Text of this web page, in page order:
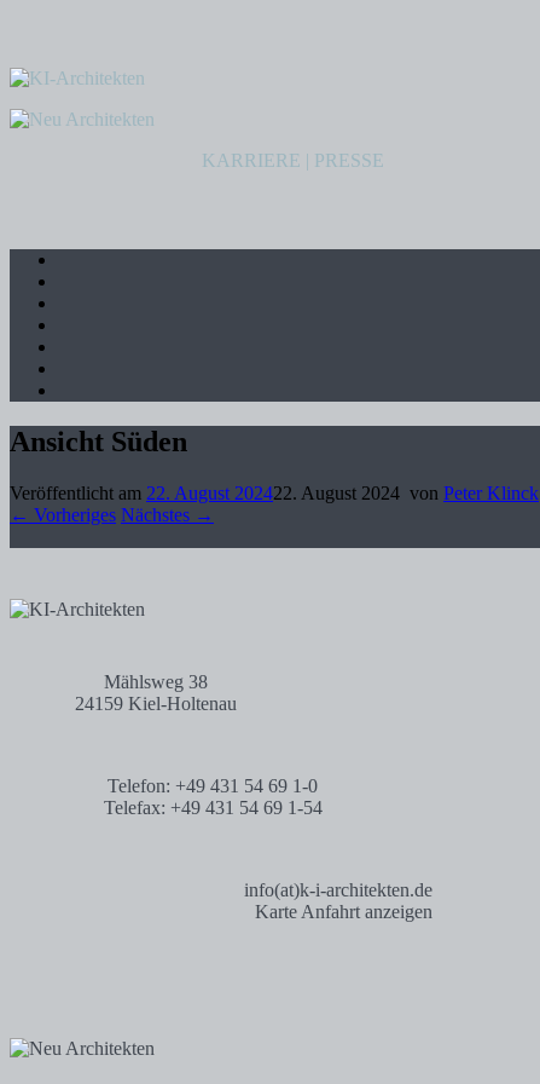
KARRIERE | PRESSE
Ansicht Süden
Veröffentlicht am 22. August 202422. August 2024 von Peter Klinck
← Vorheriges Nächstes →
Mählsweg 38
24159 Kiel-Holtenau
Telefon: +49 431 54 69 1-0
Telefax: +49 431 54 69 1-54
info(at)k-i-architekten.de
Karte Anfahrt anzeigen